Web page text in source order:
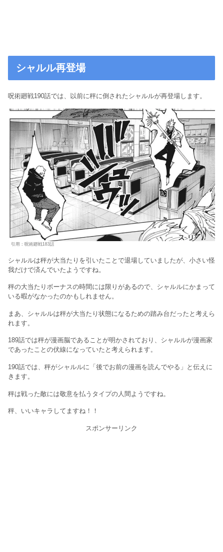
シャルル再登場
呪術廻戦190話では、以前に秤に倒されたシャルルが再登場します。
引用：呪術廻戦183話
シャルルは秤が大当たりを引いたことで退場していましたが、小さい怪
我だけで済んでいたようですね。
秤の大当たりボーナスの時間には限りがあるので、シャルルにかまって
いる暇がなかったのかもしれません。
まあ、シャルルは秤が大当たり状態になるための踏み台だったと考えら
れます。
189話では秤が漫画脳であることが明かされており、シャルルが漫画家
であったことの伏線になっていたと考えられます。
190話では、秤がシャルルに「後でお前の漫画を読んでやる」と伝えに
きます。
秤は戦った敵には敬意を払うタイプの人間ようですね。
秤、いいキャラしてますね！！
スポンサーリンク